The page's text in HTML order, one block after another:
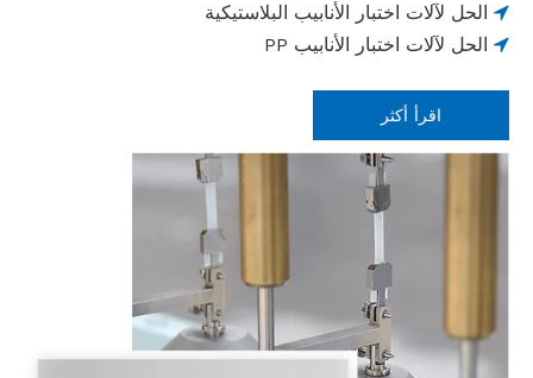
 الحل لآلات اختبار الأنابيب البلاستيكية
 الحل لآلات اختبار الأنابيب PP
اقرأ أكثر